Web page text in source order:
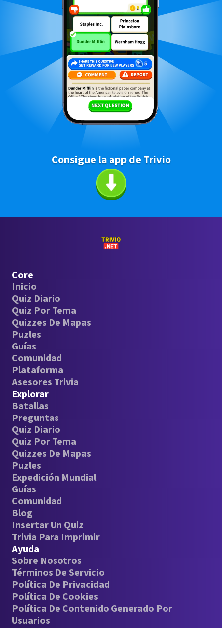
Consigue la app de Trivio
Core
Inicio
Quiz Diario
Quiz Por Tema
Quizzes De Mapas
Puzles
Guías
Comunidad
Plataforma
Asesores Trivia
Explorar
Batallas
Preguntas
Quiz Diario
Quiz Por Tema
Quizzes De Mapas
Puzles
Expedición Mundial
Guías
Comunidad
Blog
Insertar Un Quiz
Trivia Para Imprimir
Ayuda
Sobre Nosotros
Términos De Servicio
Política De Privacidad
Política De Cookies
Política De Contenido Generado Por
Usuarios